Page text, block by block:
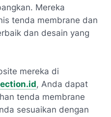
Mereka
tenda membrane dan
dan desain yang
mereka di
, Anda dapat
tenda membrane
sesuaikan dengan